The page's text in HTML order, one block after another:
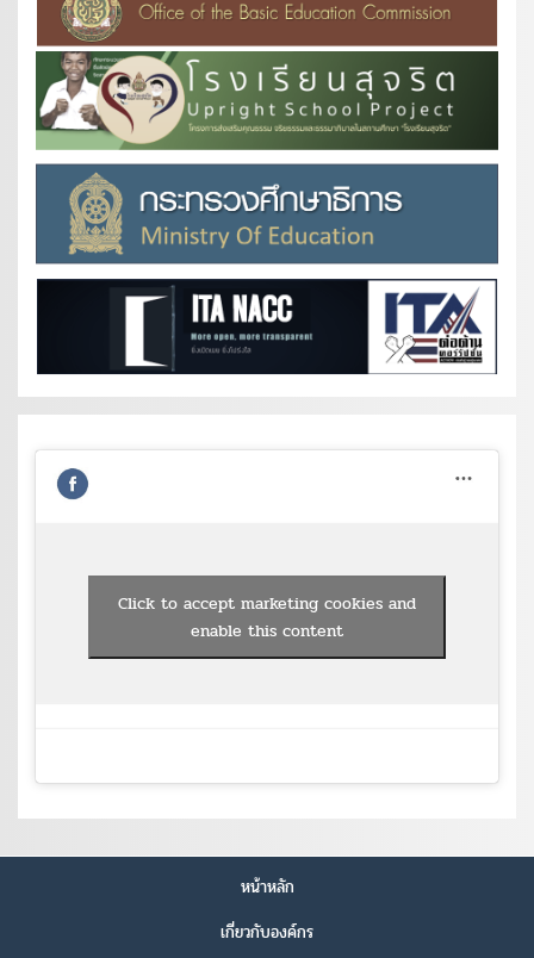
Click to accept marketing cookies and
enable this content
หน้าหลัก
เกี่ยวกับองค์กร